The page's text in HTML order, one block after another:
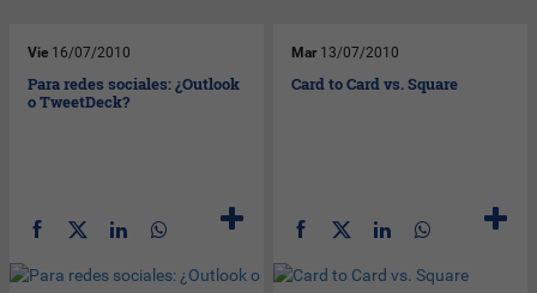
Vie 16/07/2010
Para redes sociales: ¿Outlook
o TweetDeck?
Mar 13/07/2010
Card to Card vs. Square